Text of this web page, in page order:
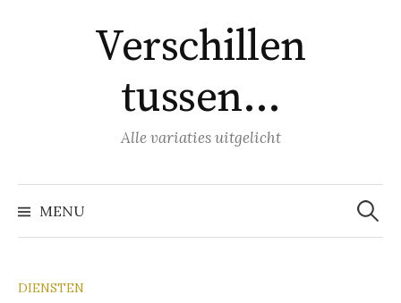
Verschillen
tussen…
Alle variaties uitgelicht
MENU
Zoeken
naar:
DIENSTEN